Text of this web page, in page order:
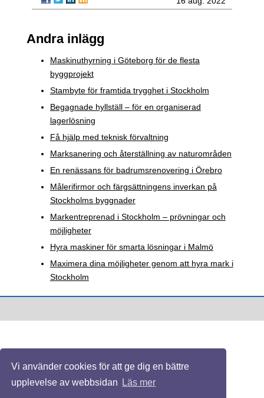
Vi använder cookies för att ge dig en bättre
upplevelse av webbsidan
Läs mer
Andra inlägg
Maskinuthyrning i Göteborg för de flesta
byggprojekt
Stambyte för framtida trygghet i Stockholm
Begagnade hyllställ – för en organiserad
lagerlösning
Få hjälp med teknisk förvaltning
Marksanering och återställning av naturområden
En renässans för badrumsrenovering i Örebro
Målerifirmor och färgsättningens inverkan på
Stockholms byggnader
Markentreprenad i Stockholm – prövningar och
möjligheter
Hyra maskiner för smarta lösningar i Malmö
Maximera dina möjligheter genom att hyra mark i
Stockholm